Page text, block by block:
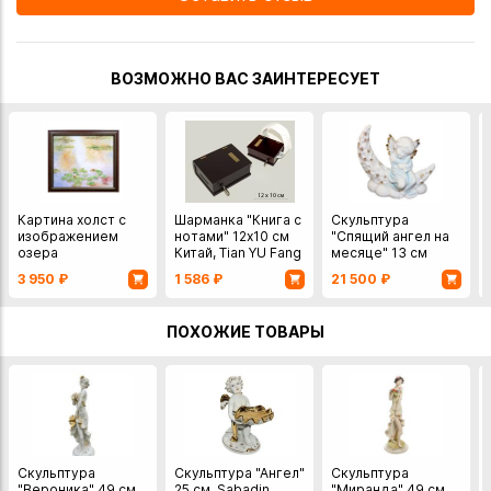
ВОЗМОЖНО ВАС ЗАИНТЕРЕСУЕТ
Картина холст с
изображением
озера
3 950 ₽
Шарманка "Книга с
нотами" 12х10 см
Китай, Tian YU Fang
1 586 ₽
Скульптура
"Спящий ангел на
месяце" 13 см
Италия, Porcellane
RG фарфор
21 500 ₽
ПОХОЖИЕ ТОВАРЫ
Скульптура
Скульптура "Ангел"
Скульптура